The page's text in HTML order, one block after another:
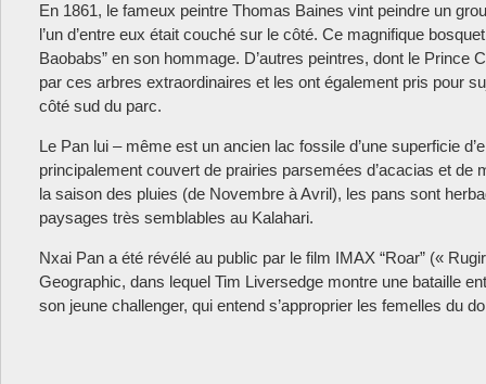
En 1861, le fameux peintre Thomas Baines vint peindre un
l’un d’entre eux était couché sur le côté. Ce magnifique
Baobabs” en son hommage. D’autres peintres, dont le Prince
par ces arbres extraordinaires et les ont également pris pour
côté sud du parc.
Le Pan lui – même est un ancien lac fossile d’une superficie
principalement couvert de prairies parsemées d’acacias et de
la saison des pluies (de Novembre à Avril), les pans sont
paysages très semblables au Kalahari.
Nxai Pan a été révélé au public par le film IMAX “Roar” («
Geographic, dans lequel Tim Liversedge montre une bataille
son jeune challenger, qui entend s’approprier les femelles du